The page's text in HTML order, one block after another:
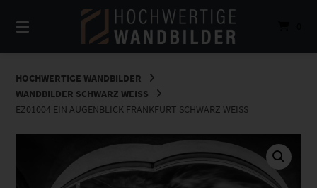
zum
Inhalt
HOCHWERTIGE WANDBILDER
WANDBILDER SCHWARZ WEISS
EZ01004 EIN AUGENBLICK FRANKFURT SCHWARZ WEISS